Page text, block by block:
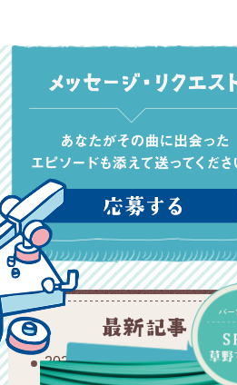
2026年8月1日オンエアリス